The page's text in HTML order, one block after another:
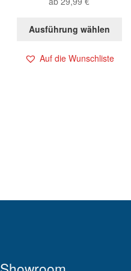
Ausführung wählen
Auf die Wunschliste